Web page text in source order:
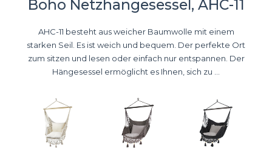
Boho Netzhängesessel, AHC-11
AHC-11 besteht aus weicher Baumwolle mit einem
starken Seil. Es ist weich und bequem. Der perfekte Ort
zum sitzen und lesen oder einfach nur entspannen. Der
Hängesessel ermöglicht es Ihnen, sich zu ...